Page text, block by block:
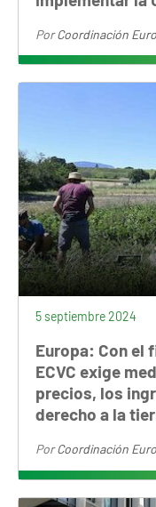
PorCoordinación
5 septiembre 2024
Europa: Con el
ECVC exige
precios, los
derecho a la
PorCoordinación